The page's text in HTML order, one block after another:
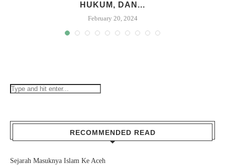
HUKUM, DAN...
February 20, 2024
RECOMMENDED READ
Sejarah Masuknya Islam Ke Aceh